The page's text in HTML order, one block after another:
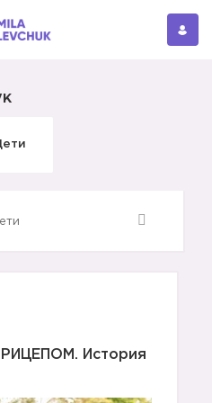
История